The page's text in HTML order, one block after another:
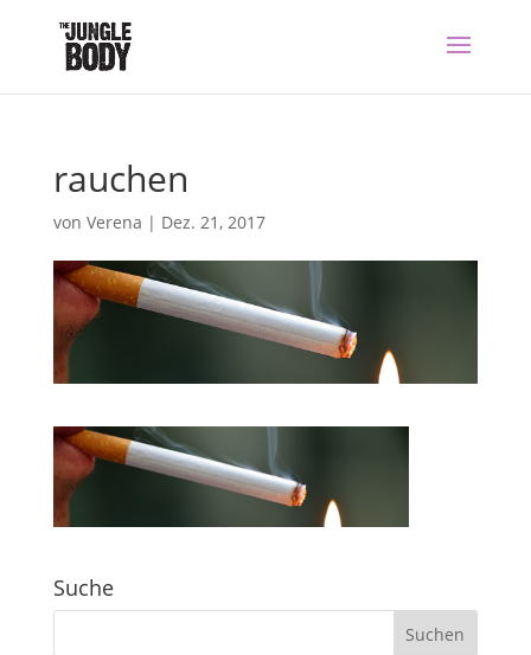
rauchen
von Verena | Dez. 21, 2017
Suche